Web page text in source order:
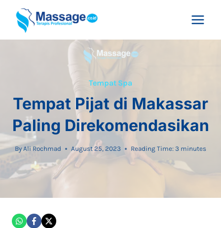
content
Tempat Spa
Tempat Pijat di Makassar
Paling Direkomendasikan
By Ali Rochmad August 25, 2023 Reading Time: 3 minutes